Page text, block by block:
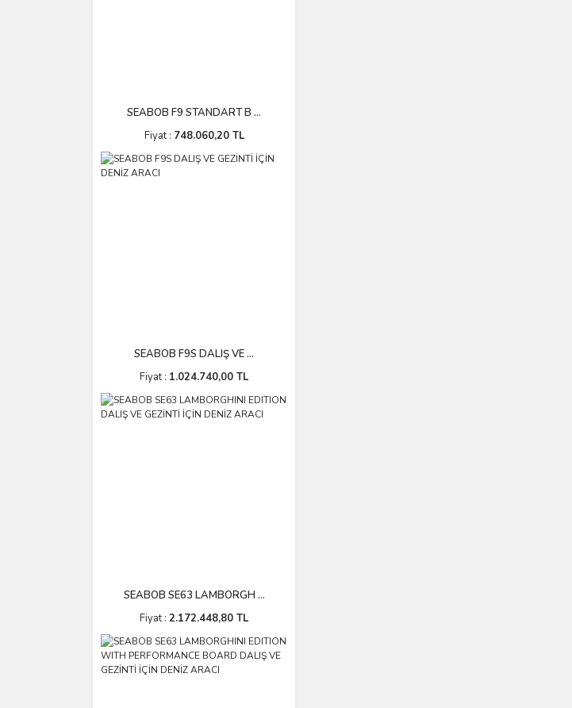
SEABOB F9 STANDART B ...
Fiyat : 748.060,20 TL
SEABOB F9S DALIŞ VE ...
Fiyat : 1.024.740,00 TL
SEABOB SE63 LAMBORGH ...
Fiyat : 2.172.448,80 TL